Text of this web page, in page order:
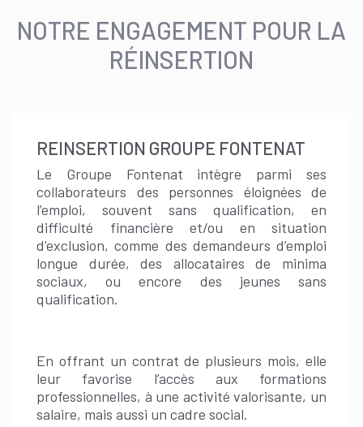
NOTRE ENGAGEMENT POUR LA
RÉINSERTION
REINSERTION GROUPE FONTENAT
Le Groupe Fontenat intègre parmi ses
collaborateurs des personnes éloignées de
l’emploi, souvent sans qualification, en
difficulté financière et/ou en situation
d’exclusion, comme des demandeurs d’emploi
longue durée, des allocataires de minima
sociaux, ou encore des jeunes sans
qualification.
En offrant un contrat de plusieurs mois, elle
leur favorise l’accès aux formations
professionnelles, à une activité valorisante, un
salaire, mais aussi un cadre social.